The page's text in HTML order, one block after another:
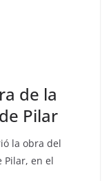
de la
Pilar
la obra del
Pilar, en el